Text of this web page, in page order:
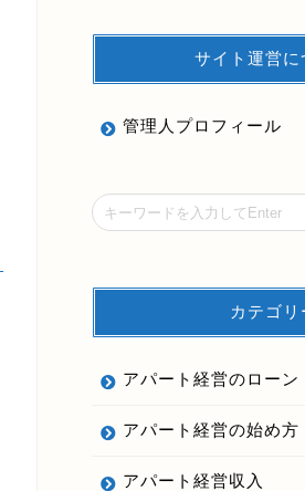
サイト運営に
管理人プロフィール
カテゴリ
アパート経営のローン
アパート経営の始め方
アパート経営収入